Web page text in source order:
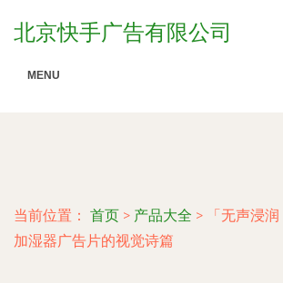
北京快手广告有限公司
MENU
当前位置： 首页 > 产品大全 >
「无声浸
加湿器广告片的视觉诗篇